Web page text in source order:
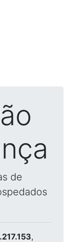
de
,